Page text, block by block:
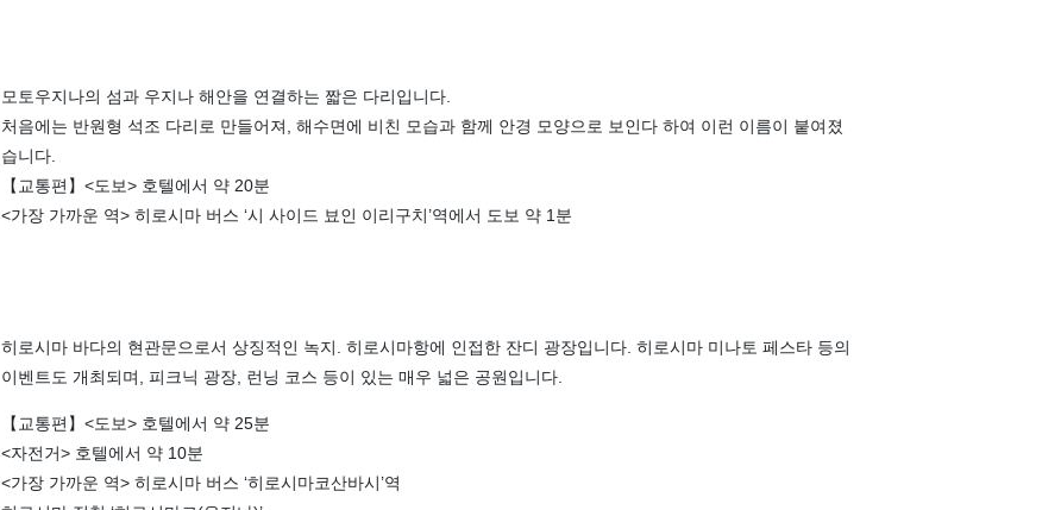
모토우지나의 섬과 우지나 해안을 연결하는 짧은 다리입니다.
처음에는 반원형 석조 다리로 만들어져, 해수면에 비친 모습과 함께 안경 모양으로 보인다 하여 이런 이름이 붙여졌
습니다.
【교통편】<도보> 호텔에서 약 20분
<가장 가까운 역> 히로시마 버스 ‘시 사이드 뵤인 이리구치’역에서 도보 약 1분
히로시마 바다의 현관문으로서 상징적인 녹지. 히로시마항에 인접한 잔디 광장입니다. 히로시마 미나토 페스타 등의
이벤트도 개최되며, 피크닉 광장, 런닝 코스 등이 있는 매우 넓은 공원입니다.
【교통편】<도보> 호텔에서 약 25분
<자전거> 호텔에서 약 10분
<가장 가까운 역> 히로시마 버스 ‘히로시마코산바시’역